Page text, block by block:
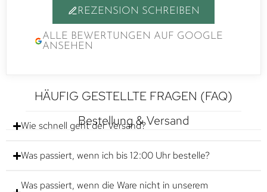
REZENSION SCHREIBEN
ALLE BEWERTUNGEN AUF GOOGLE
ANSEHEN
HÄUFIG GESTELLTE FRAGEN (FAQ)
Bestellung & Versand
Wie schnell geht der Versand?
Was passiert, wenn ich bis 12:00 Uhr bestelle?
Was passiert, wenn die Ware nicht in unserem